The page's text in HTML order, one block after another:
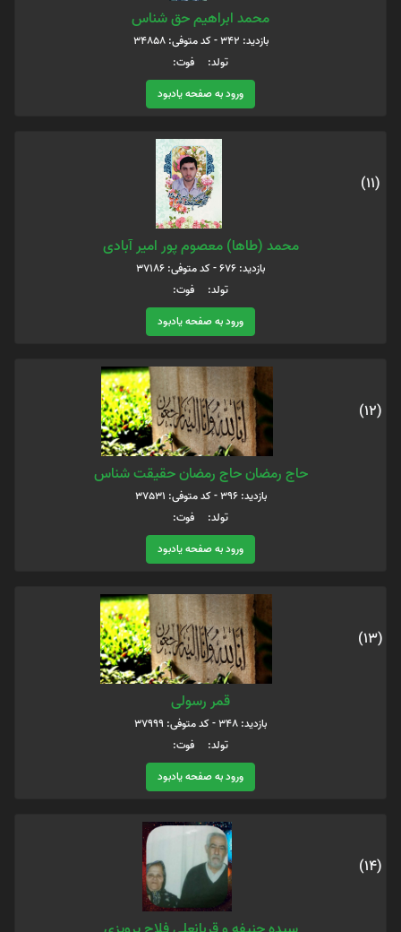
محمد ابراهیم حق شناس
بازدید: 342 - کد متوفی: 34858
تولد: فوت:
ورود به صفحه یادبود
(11)
محمد (طاها) معصوم پور امیر آبادی
بازدید: 676 - کد متوفی: 37186
تولد: فوت:
ورود به صفحه یادبود
(12)
حاج رمضان حاج رمضان حقیقت شناس
بازدید: 396 - کد متوفی: 37531
تولد: فوت:
ورود به صفحه یادبود
(13)
قمر رسولی
بازدید: 348 - کد متوفی: 37999
تولد: فوت:
ورود به صفحه یادبود
(14)